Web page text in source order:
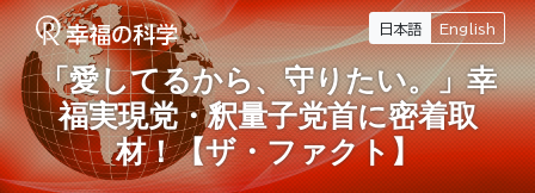
日本語 English
「愛してるから、守りたい。」幸
福実現党・釈量子党首に密着取
材！【ザ・ファクト】